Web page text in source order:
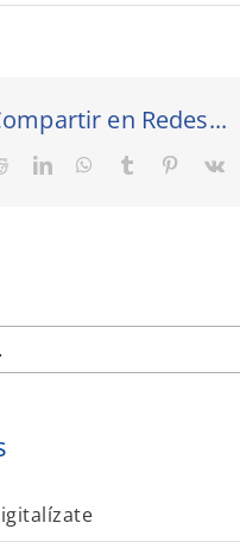
en Redes...
RedditLinkedInWhatsApp
Tumblr Pinterest
Vk